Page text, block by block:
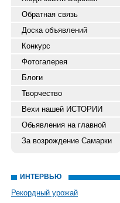
Обратная связь
Доска объявлений
Конкурс
Фотогалерея
Блоги
Творчество
Вехи нашей ИСТОРИИ
Обьявления на главной
За возрождение Самарки
ИНТЕРВЬЮ
Рекордный урожай